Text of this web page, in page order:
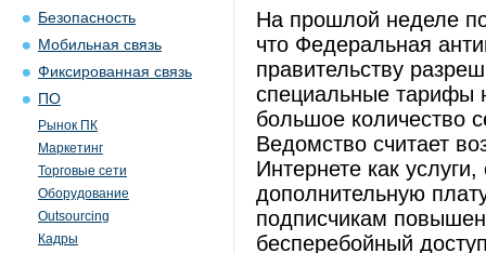
Безопасность
Мобильная связь
Фиксированная связь
ПО
Рынок ПК
Маркетинг
Торговые сети
Оборудование
Outsourcing
Кадры
На прошлой неделе
что Федеральная
правительству
специальные тарифы
большое количество
Ведомство считает
Интернете как
дополнительную
подписчикам
бесперебойный